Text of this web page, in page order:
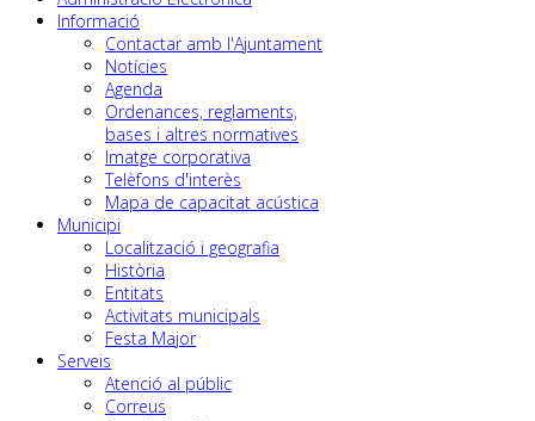
Informació
Contactar amb l'Ajuntament
Notícies
Agenda
Ordenances, reglaments,
bases i altres normatives
Imatge corporativa
Telèfons d'interès
Mapa de capacitat acústica
Municipi
Localització i geografia
Història
Entitats
Activitats municipals
Festa Major
Serveis
Atenció al públic
Correus